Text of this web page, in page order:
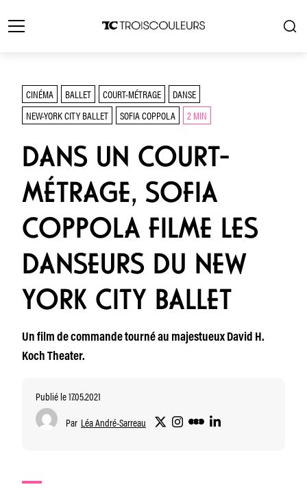
CINÉMA BALLET COURT-MÉTRAGE
DANSE
NEW-YORK CITY BALLET
SOFIA COPPOLA 2 MIN
DANS UN COURT-
MÉTRAGE, SOFIA
COPPOLA FILME LES
DANSEURS DU NEW
YORK CITY BALLET
Un film de commande tourné au majestueux David H.
Koch Theater.
Publié le 17.05.2021
Par Léa André-Sarreau